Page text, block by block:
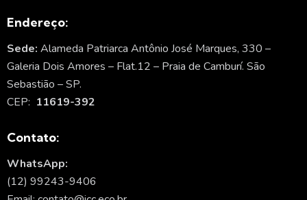
Endereço:
Sede: Alameda Patriarca Antônio José Marques, 330 –
Galeria Dois Amores – Flat.12 – Praia de Camburí. São
Sebastião – SP.
CEP: 11619-392
Contato:
WhatsApp:
(12) 99243-9406